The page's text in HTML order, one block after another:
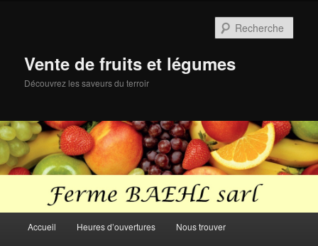
Vente de fruits et légumes
Découvrez les saveurs du terroir
principal
Accueil Heures d’ouvertures Nous trouver